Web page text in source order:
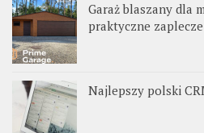
Garaż blaszany dla
praktyczne
Najlepszy polski